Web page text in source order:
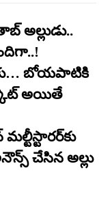
అల్లుడు..
బోయపాటికి
అయితే
చేసిన అల్లు